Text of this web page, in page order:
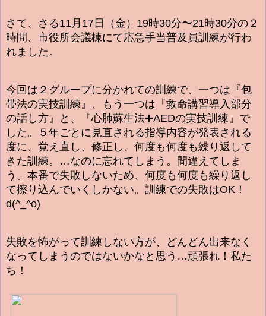
さて、さる11月17日（金）19時30分〜21時30分の２
時間、 市役所会議棟にて応急手当普及員訓練が行わ
れました。
今回は２グループに分かれての訓練で、一つは『包
帯法の実技訓練』、もう一つは『救命講習導入部分
の話し方』と、『心肺蘇生法➕AEDの実技訓練』で
した。
５年ごとに見直される指導内容が発表される
度に、覚え直し、修正し、何度も何度も繰り返して
きた訓練。…なのに忘れてしまう。間違えてしま
う。本番で失敗しないため、何度も何度も繰り返し
て擦り込んでいくしかない。訓練での失敗はOK！
d(^_^o)
失敗を怖がって訓練しない方が、どんどん出来なく
なってしまうのではないかなと思う…頑張れ！私た
ち！